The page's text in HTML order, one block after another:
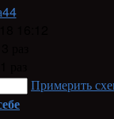
Примерить